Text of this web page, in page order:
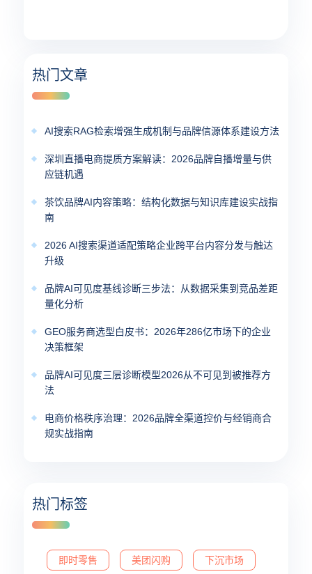
热门文章
AI搜索RAG检索增强生成机制与品牌信源体系建设方法
深圳直播电商提质方案解读：2026品牌自播增量与供
应链机遇
茶饮品牌AI内容策略：结构化数据与知识库建设实战指
南
2026 AI搜索渠道适配策略企业跨平台内容分发与触达
升级
品牌AI可见度基线诊断三步法：从数据采集到竞品差距
量化分析
GEO服务商选型白皮书：2026年286亿市场下的企业
决策框架
品牌AI可见度三层诊断模型2026从不可见到被推荐方
法
电商价格秩序治理：2026品牌全渠道控价与经销商合
规实战指南
热门标签
即时零售 美团闪购 下沉市场